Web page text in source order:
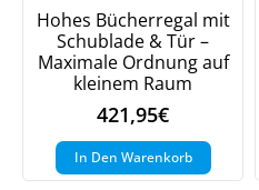
Hohes Bücherregal mit
Schublade & Tür –
Maximale Ordnung auf
kleinem Raum
421,95€
In Den Warenkorb